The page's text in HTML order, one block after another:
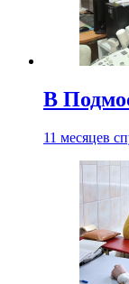
В
11 месяцев